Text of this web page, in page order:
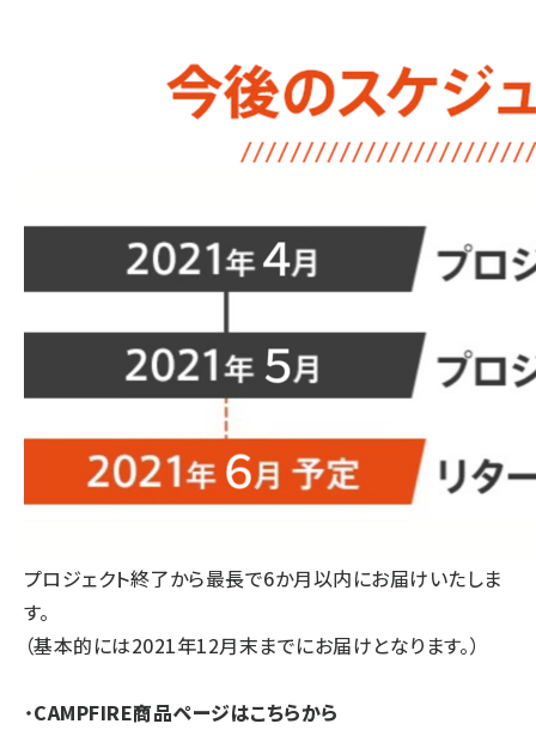
プロジェクト終了から最長で6か月以内にお届けいたしま
す。
（基本的には2021年12月末までにお届けとなります。）
・CAMPFIRE商品ページはこちらから